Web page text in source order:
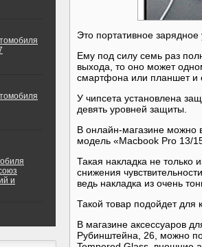
Это портативное
Ему под силу семь раз
выхода, то оно может
смартфона или планшет
У чипсета установлена
девять уровней защиты.
В онлайн-магазине можно
модель «Macbook Pro 13/
Такая накладка не только
снижения
ведь накладка из очень
Такой товар подойдет для
В магазине аксессуаров
Рубинштейна, 26, можно
и